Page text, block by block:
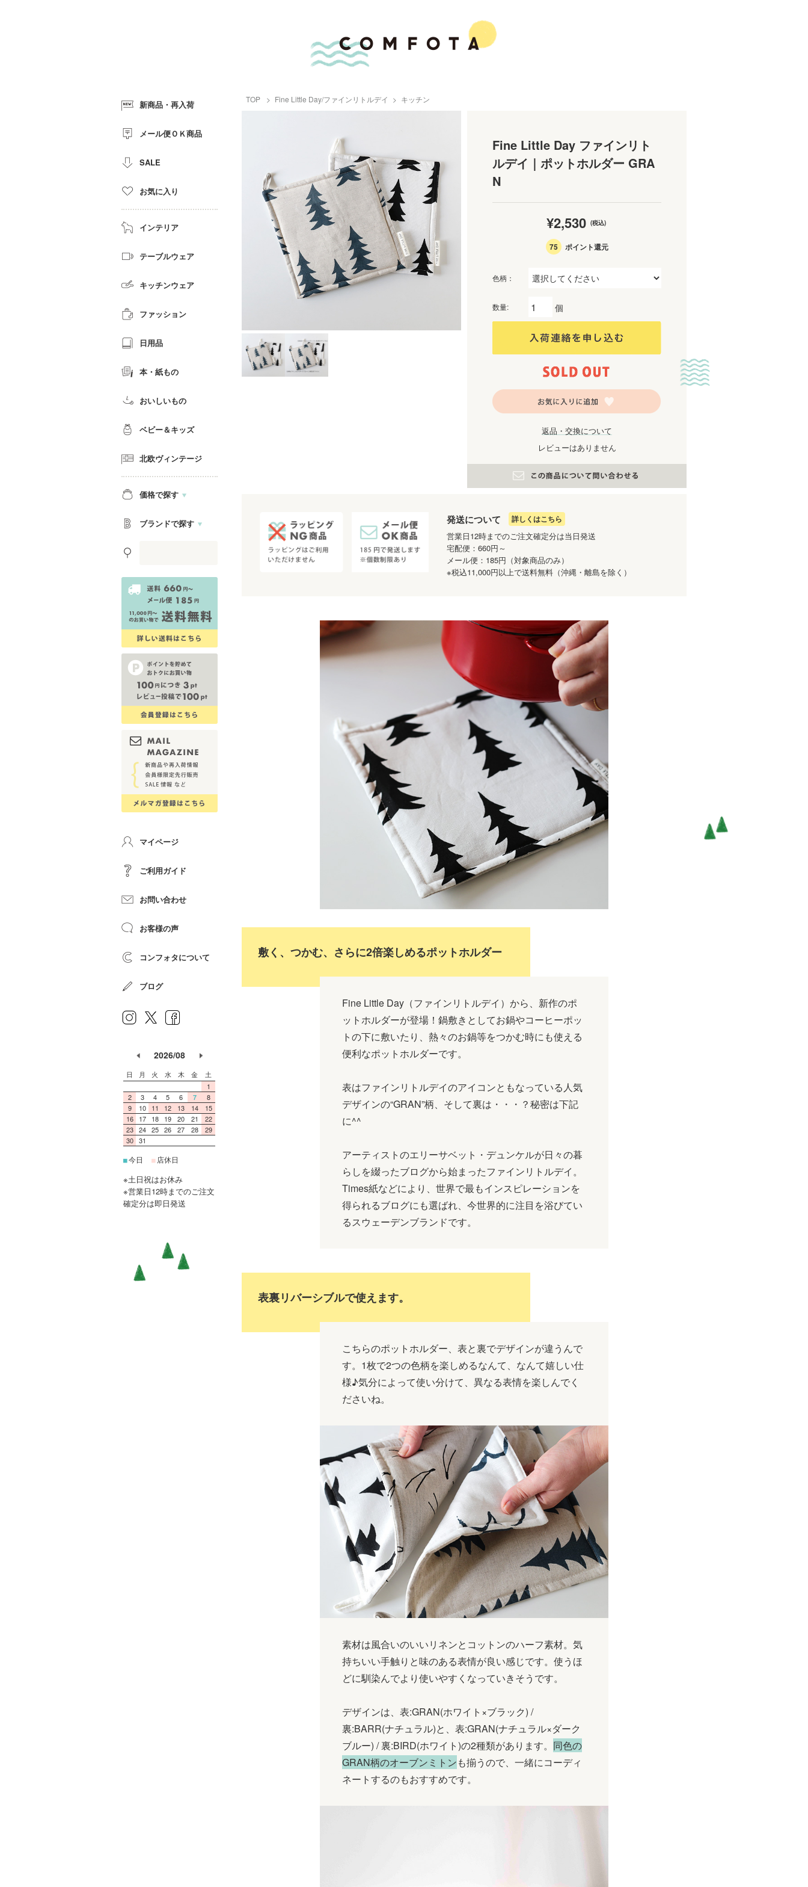
TOP Fine Little Day/ファインリトルデイ キッチン
Fine Little Day ファインリト
ルデイ｜ポットホルダー GRA
N
¥2,530 (税込)
75 ポイント還元
色柄：
数量: 個
返品・交換について
レビューはありません
発送について 詳しくはこちら
営業日12時までのご注文確定分は当日発送
宅配便：660円～
メール便：185円（対象商品のみ）
※税込11,000円以上で送料無料（沖縄・離島を除く）
敷く、つかむ、さらに2倍楽しめるポットホルダー
Fine Little Day（ファインリトルデイ）から、新作のポ
ットホルダーが登場！鍋敷きとしてお鍋やコーヒーポッ
トの下に敷いたり、熱々のお鍋等をつかむ時にも使える
便利なポットホルダーです。
表はファインリトルデイのアイコンともなっている人気
デザインの“GRAN”柄、そして裏は・・・？秘密は下記
に^^
アーティストのエリーサベット・デュンケルが日々の暮
らしを綴ったブログから始まったファインリトルデイ。
Times紙などにより、世界で最もインスピレーションを
得られるブログにも選ばれ、今世界的に注目を浴びてい
るスウェーデンブランドです。
表裏リバーシブルで使えます。
こちらのポットホルダー、表と裏でデザインが違うんで
す。1枚で2つの色柄を楽しめるなんて、なんて嬉しい仕
様♪気分によって使い分けて、異なる表情を楽しんでく
ださいね。
素材は風合いのいいリネンとコットンのハーフ素材。気
持ちいい手触りと味のある表情が良い感じです。使うほ
どに馴染んでより使いやすくなっていきそうです。
デザインは、表:GRAN(ホワイト×ブラック) /
裏:BARR(ナチュラル)と、表:GRAN(ナチュラル×ダーク
ブルー) / 裏:BIRD(ホワイト)の2種類があります。 同色の
GRAN柄のオーブンミトンも揃うので、一緒にコーディ
ネートするのもおすすめです。
新商品・再入荷
メール便ＯＫ商品
SALE
お気に入り
インテリア
テーブルウェア
キッチンウェア
ファッション
日用品
本・紙もの
おいしいもの
ベビー＆キッズ
北欧ヴィンテージ
価格で探す
ブランドで探す
マイページ
ご利用ガイド
お問い合わせ
お客様の声
コンフォタについて
ブログ
2026/08
日 月 火 水 木 金
土
1
2
3 4 5 6 7
8
9
10 11 12 13 14
15
16
17 18 19 20 21
22
23 24 25 26 27 28
29
30 31
■今日 ■ 店休日
※土日祝はお休み
※営業日12時までのご注文
確定分は即日発送